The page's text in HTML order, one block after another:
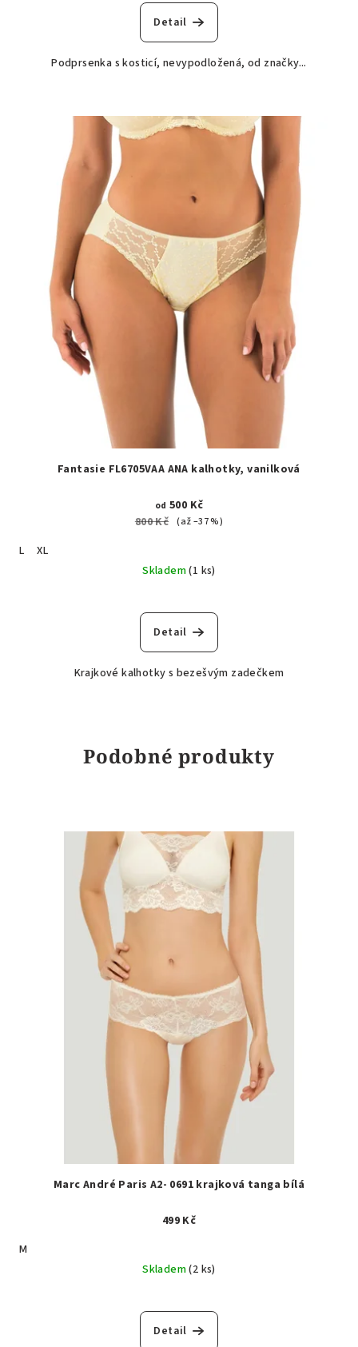
Detail
Podprsenka s kosticí, nevypodložená, od značky...
Fantasie FL6705VAA ANA kalhotky, vanilková
od 500 Kč
800 Kč (až –37 %)
L
XL
Skladem(1 ks)
Detail
Krajkové kalhotky s bezešvým zadečkem
Podobné produkty
Marc André Paris A2- 0691 krajková tanga bílá
499 Kč
M
Skladem(2 ks)
Detail